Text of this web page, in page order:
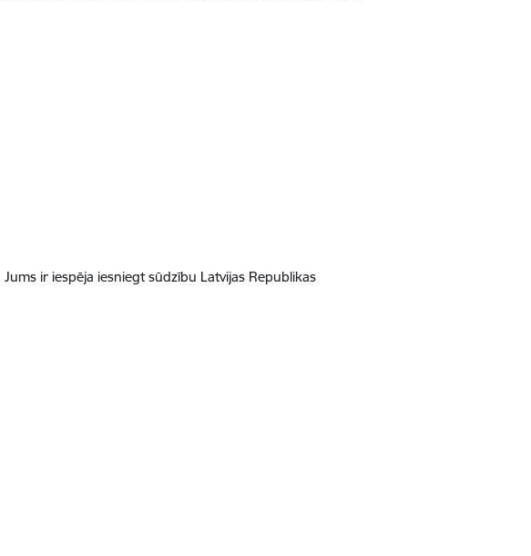
ir iespēja iesniegt sūdzību Latvijas Republikas